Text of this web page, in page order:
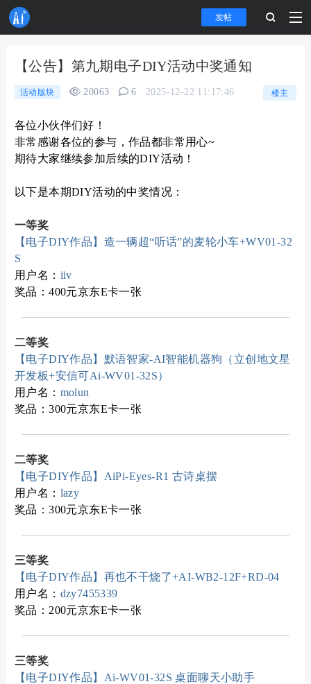
发帖
【公告】第九期电子DIY活动中奖通知
楼主
活动版块 20063 6 2025-12-22 11:17:46
各位小伙伴们好！
非常感谢各位的参与，作品都非常用心~
期待大家继续参加后续的DIY活动！
以下是本期DIY活动的中奖情况：
一等奖
【电子DIY作品】造一辆超“听话”的麦轮小车+WV01-32
S
用户名： iiv
奖品：400元京东E卡一张
二等奖
【电子DIY作品】默语智家-AI智能机器狗（立创地文星
开发板+安信可Ai-WV01-32S）
用户名： molun
奖品：300元京东E卡一张
二等奖
【电子DIY作品】AiPi-Eyes-R1 古诗桌摆
用户名： lazy
奖品：300元京东E卡一张
三等奖
【电子DIY作品】再也不干烧了+AI-WB2-12F+RD-04
用户名： dzy7455339
奖品：200元京东E卡一张
三等奖
【电子DIY作品】Ai-WV01-32S 桌面聊天小助手